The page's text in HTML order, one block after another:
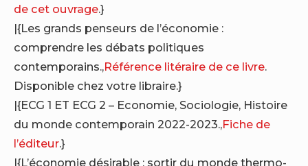
de cet ouvrage.}
|{Les grands penseurs de l’économie :
comprendre les débats politiques
contemporains.,Référence litéraire de ce livre.
Disponible chez votre libraire.}
|{ECG 1 ET ECG 2 – Economie, Sociologie, Histoire
du monde contemporain 2022-2023.,Fiche de
l’éditeur.}
|{L’économie désirable ; sortir du monde thermo-